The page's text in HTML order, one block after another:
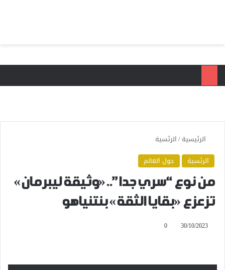
الرئيسية/الرئسية
الرئسية
حول العالم
من نوع “سري جدا”..«وثيقة ليبرمان»
تزعزع «بقايا الثقة» بنتنياهو
30/10/2023
0